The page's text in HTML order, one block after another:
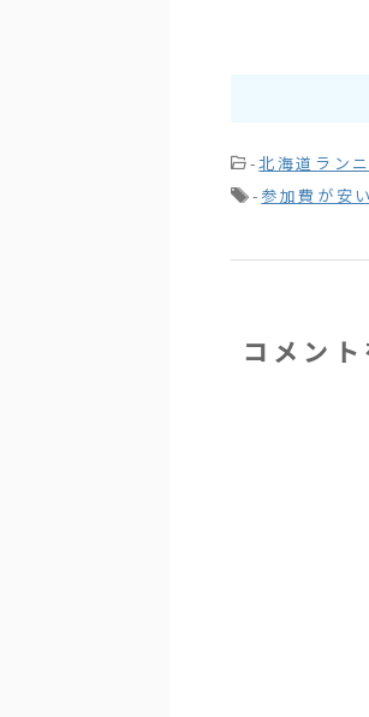
-北海道ラン
-参加費が安い
コメン